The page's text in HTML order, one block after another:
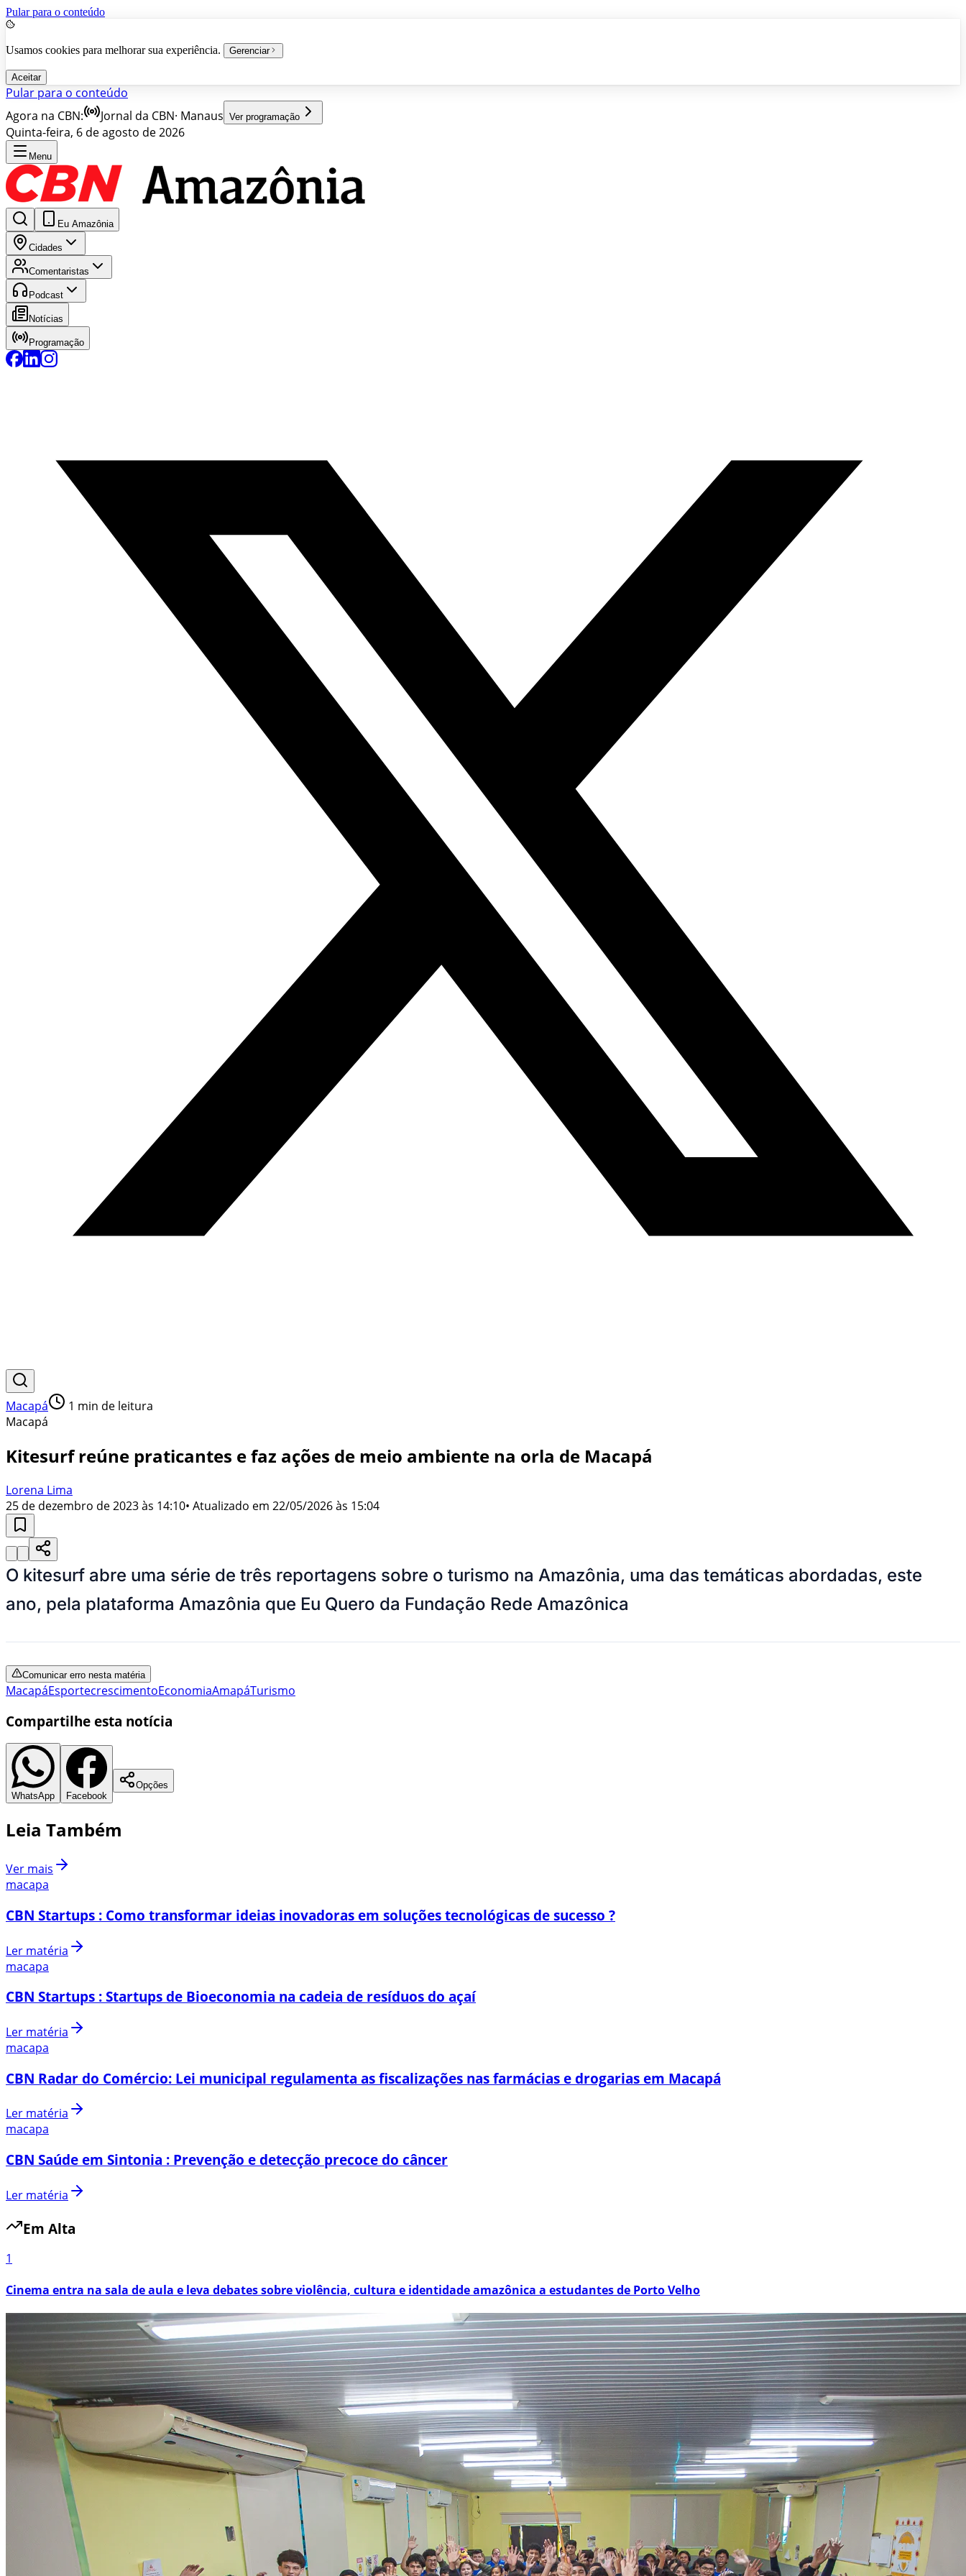
Pular para o conteúdo
Usamos cookies para melhorar sua experiência. Gerenciar
Aceitar
Pular para o conteúdo
Agora na CBN:
Jornal da CBN· Manaus Ver programação
Quinta-feira, 6 de agosto de 2026
Menu
Eu Amazônia
Cidades
Comentaristas
Podcast
Notícias
Programação
Macapá 1 min de leitura
Macapá
Kitesurf reúne praticantes e faz ações de meio ambiente na orla de Macapá
Lorena Lima
25 de dezembro de 2023 às 14:10• Atualizado em 22/05/2026 às 15:04
O kitesurf abre uma série de três reportagens sobre o turismo na Amazônia, uma das temáticas abordadas, este
ano, pela plataforma Amazônia que Eu Quero da Fundação Rede Amazônica
Comunicar erro nesta matéria
MacapáEsportecrescimentoEconomiaAmapáTurismo
Compartilhe esta notícia
WhatsApp Facebook
Opções
Leia Também
Ver mais
macapa
CBN Startups : Como transformar ideias inovadoras em soluções tecnológicas de sucesso ?
Ler matéria
macapa
CBN Startups : Startups de Bioeconomia na cadeia de resíduos do açaí
Ler matéria
macapa
CBN Radar do Comércio: Lei municipal regulamenta as fiscalizações nas farmácias e drogarias em Macapá
Ler matéria
macapa
CBN Saúde em Sintonia : Prevenção e detecção precoce do câncer
Ler matéria
Em Alta
1
Cinema entra na sala de aula e leva debates sobre violência, cultura e identidade amazônica a estudantes de Porto Velho